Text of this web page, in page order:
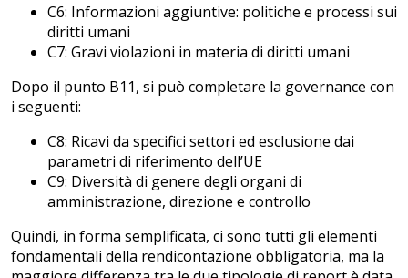
C6: Informazioni aggiuntive: politiche e processi sui
diritti umani
C7: Gravi violazioni in materia di diritti umani
Dopo il punto B11, si può completare la governance con
i seguenti:
C8: Ricavi da specifici settori ed esclusione dai
parametri di riferimento dell’UE
C9: Diversità di genere degli organi di
amministrazione, direzione e controllo
Quindi, in forma semplificata, ci sono tutti gli elementi
fondamentali della rendicontazione obbligatoria, ma la